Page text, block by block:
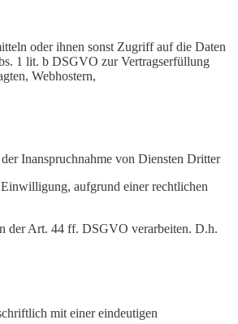
oder ihnen sonst Zugriff auf die Daten
1 lit. b DSGVO zur Vertragserfüllung
Webhostern,
Inanspruchnahme von Diensten Dritter
aufgrund einer rechtlichen
der Art. 44 ff. DSGVO verarbeiten. D.h.
mit einer eindeutigen